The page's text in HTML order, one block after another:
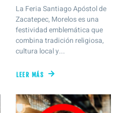
La Feria Santiago Apóstol de
Zacatepec, Morelos es una
festividad emblemática que
combina tradición religiosa,
cultura local y...
LEER MÁS